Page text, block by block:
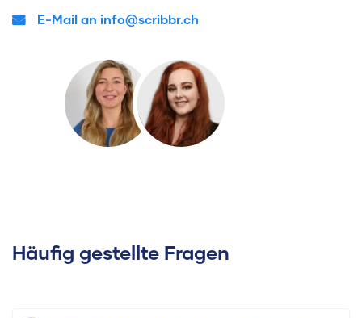
E-Mail an info@scribbr.ch
Häufig gestellte Fragen